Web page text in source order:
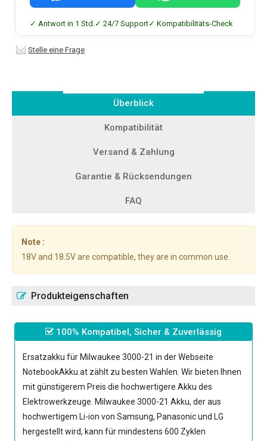
✓ Antwort in 1 Std.✓ 24/7 Support✓ Kompatibilitäts-Check
Stelle eine Frage
Überblick
Kompatibilität
Versand & Zahlung
Garantie & Rücksendungen
FAQ
Note :
18V and 18.5V are compatible, they are in common use.
Produkteigenschaften
100% Kompatibel, Sicher & Zuverlässig
Ersatzakku für Milwaukee 3000-21 in der Webseite
NotebookAkku.at zählt zu besten Wahlen. Wir bieten Ihnen
mit günstigerem Preis die hochwertigere Akku des
Elektrowerkzeuge. Milwaukee 3000-21 Akku, der aus
hochwertigem Li-ion von Samsung, Panasonic und LG
hergestellt wird, kann für mindestens 600 Zyklen